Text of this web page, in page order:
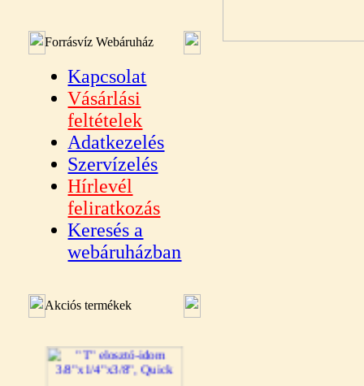
Forrásvíz Webáruház
Kapcsolat
Vásárlási
feltételek
Adatkezelés
Szervízelés
Hírlevél
feliratkozás
Keresés a
webáruházban
Akciós termékek